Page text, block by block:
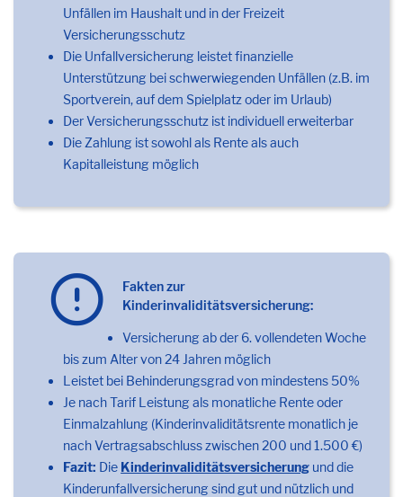
Unfällen im Haushalt und in der Freizeit
Versicherungsschutz
Die Unfallversicherung leistet finanzielle
Unterstützung bei schwerwiegenden Unfällen (z.B. im
Sportverein, auf dem Spielplatz oder im Urlaub)
Der Versicherungsschutz ist individuell erweiterbar
Die Zahlung ist sowohl als Rente als auch
Kapitalleistung möglich
Fakten zur
Kinderinvaliditätsversicherung:
Versicherung ab der 6. vollendeten Woche
bis zum Alter von 24 Jahren möglich
Leistet bei Behinderungsgrad von mindestens 50%
Je nach Tarif Leistung als monatliche Rente oder
Einmalzahlung (Kinderinvaliditätsrente monatlich je
nach Vertragsabschluss zwischen 200 und 1.500 €)
Fazit: Die Kinderinvaliditätsversicherung und die
Kinderunfallversicherung sind gut und nützlich und